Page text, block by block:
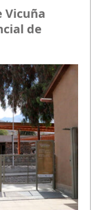
Vicuña
de